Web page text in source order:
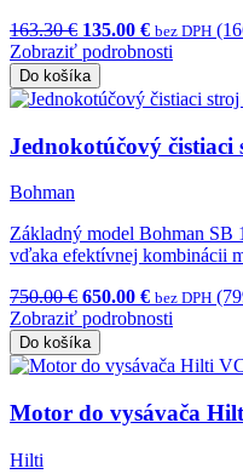
163.30 € 135.00 € bez DPH
Zobraziť podrobnosti
Do košíka
Jednokotúčový čistiaci
Bohman
Základný model Bohman SB
vďaka efektívnej kombinácii
750.00 € 650.00 € bez DPH
Zobraziť podrobnosti
Do košíka
Motor do vysávača
Hilti